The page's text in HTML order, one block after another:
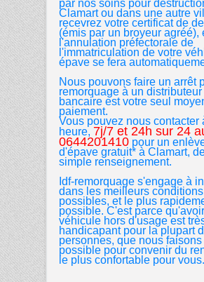
par nos soins pour
Clamart ou dans une autre
recevrez votre certificat de
(émis par un broyeur agréé),
l'annulation préfectorale de
l'immatriculation de votre
épave se fera
Nous pouvons faire un arrêt
remorquage à un
bancaire est votre seul
paiement.
Vous pouvez nous contacter
heure, 7j/7 et 24h sur 24
0644201410 pour un
d'épave gratuit* à Clamart,
simple renseignement.
Idf-remorquage s'engage à
dans les meilleurs conditions
possibles, et le plus
possible. C'est parce
véhicule hors d'usage est
handicapant pour la plupart
personnes, que nous
possible pour convenir du
le plus confortable pour vous.